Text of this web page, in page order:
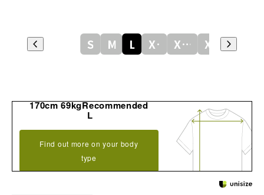
XL XXL XXXL
170cm 69kgRecommended
L
Find out more on your body
type